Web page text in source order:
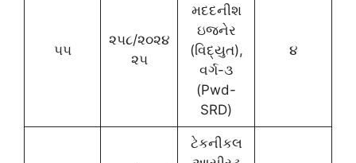
૫૫
૨૫૮/૨૦૨૪
૨૫
મદદનીશ
ઇજનેર
(વિદ્યુત),
વર્ગ-૩
(Pwd-
SRD)
૪
ટેકનીકલ